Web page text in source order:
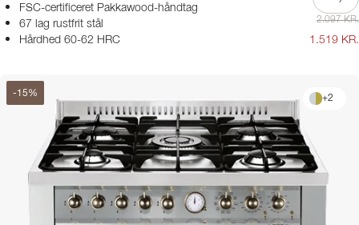
FSC-certificeret Pakkawood-håndtag
67 lag rustfrit stål
Hårdhed 60-62 HRC
2.097 KR.
1.519 KR.
-15% +2